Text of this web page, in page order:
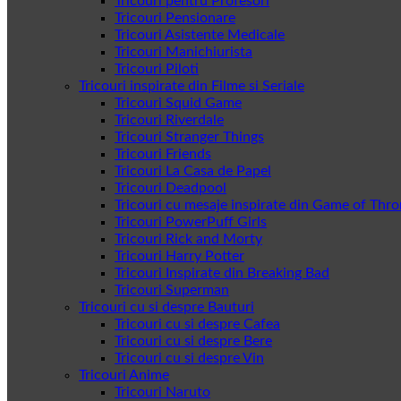
Tricouri Pensionare
Tricouri Asistente Medicale
Tricouri Manichiurista
Tricouri Piloti
Tricouri inspirate din Filme si Seriale
Tricouri Squid Game
Tricouri Riverdale
Tricouri Stranger Things
Tricouri Friends
Tricouri La Casa de Papel
Tricouri Deadpool
Tricouri cu mesaje inspirate din Game of
Tricouri PowerPuff Girls
Tricouri Rick and Morty
Tricouri Harry Potter
Tricouri Inspirate din Breaking Bad
Tricouri Superman
Tricouri cu si despre Bauturi
Tricouri cu si despre Cafea
Tricouri cu si despre Bere
Tricouri cu si despre Vin
Tricouri Anime
Tricouri Naruto